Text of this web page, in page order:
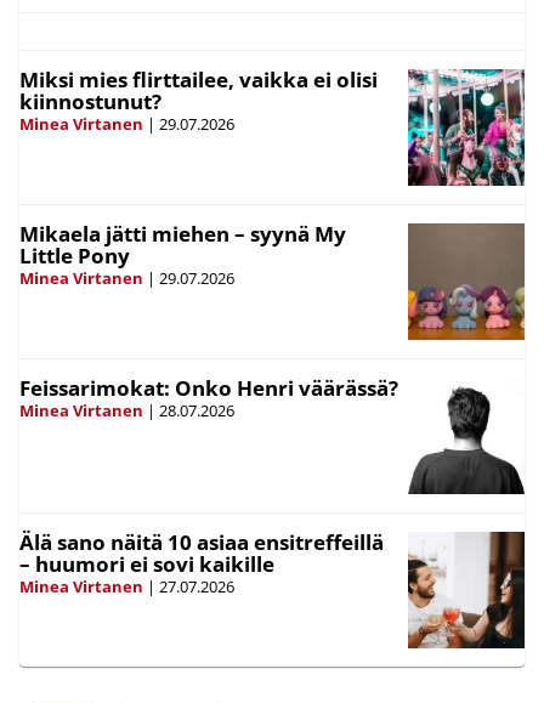
Miksi mies flirttailee, vaikka ei olisi
kiinnostunut?
Minea Virtanen | 29.07.2026
Mikaela jätti miehen – syynä My
Little Pony
Minea Virtanen | 29.07.2026
Feissarimokat: Onko Henri väärässä?
Minea Virtanen | 28.07.2026
Älä sano näitä 10 asiaa ensitreffeillä
– huumori ei sovi kaikille
Minea Virtanen | 27.07.2026